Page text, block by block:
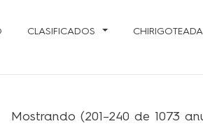
CLASIFICADOS
Mostrando (201–240 de 1073